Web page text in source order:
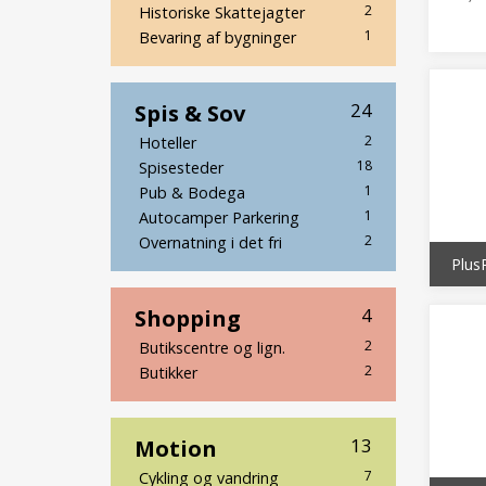
2
Historiske Skattejagter
1
Bevaring af bygninger
24
Spis & Sov
2
Hoteller
18
Spisesteder
1
Pub & Bodega
1
Autocamper Parkering
2
Overnatning i det fri
4
Shopping
2
Butikscentre og lign.
2
Butikker
13
Motion
7
Cykling og vandring